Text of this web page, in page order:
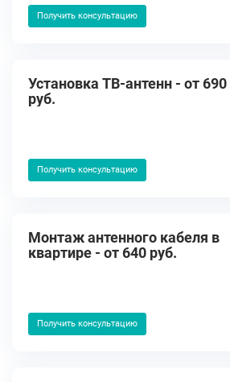
Получить консультацию
Установка ТВ-антенн - от 690
руб.
Получить консультацию
Монтаж антенного кабеля в
квартире - от 640 руб.
Получить консультацию